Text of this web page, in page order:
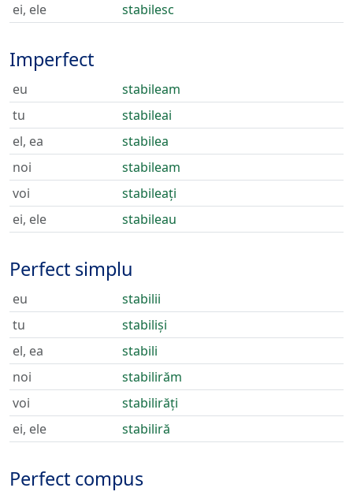
ei, ele
stabilesc
Imperfect
eu
stabileam
tu
stabileai
el, ea
stabilea
noi
stabileam
voi
stabileați
ei, ele
stabileau
Perfect simplu
eu
stabilii
tu
stabiliși
el, ea
stabili
noi
stabilirăm
voi
stabilirăți
ei, ele
stabiliră
Perfect compus